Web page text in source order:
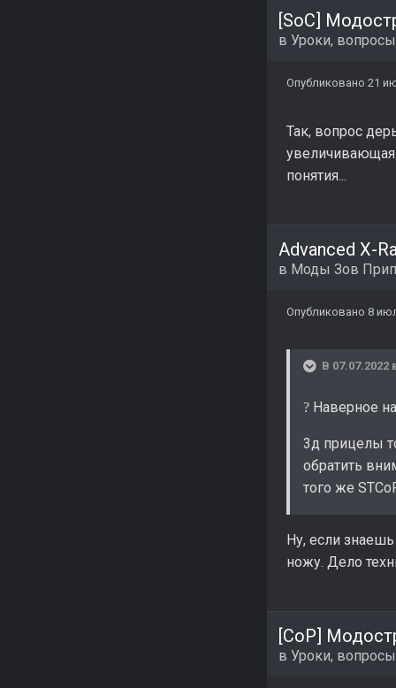
[SoC]
в Уроки,
Опубликовано 21
Так, вопрос
увеличивающая
понятия...
Advanced X-
в Моды Зов
Опубликовано 8
В 07.07.2022
? Наверное
3д прицелы
обратить
того же
Ну, если
ножу. Дело
[CoP]
в Уроки,